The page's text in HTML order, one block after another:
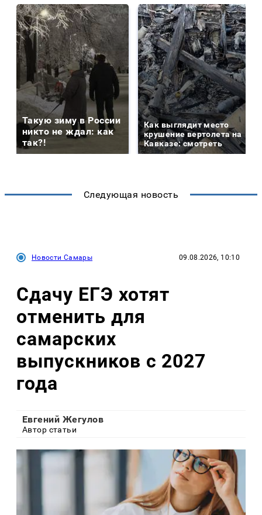
Такую зиму в России
никто не ждал: как
так?!
Как выглядит место
крушение вертолета на
Кавказе: смотреть
Следующая новость
Новости Самары 09.08.2026, 10:10
Сдачу ЕГЭ хотят
отменить для
самарских
выпускников с 2027
года
Евгений Жегулов
Автор статьи